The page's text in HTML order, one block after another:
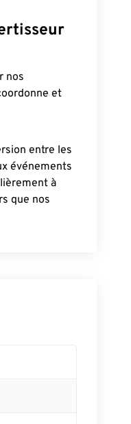
nos
et
entre les
événements
à
que nos